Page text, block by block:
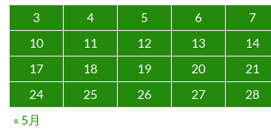
3
4 5 6 7
10
11 12 13 14
17
18 19 20 21
24
25 26 27 28
« 5月